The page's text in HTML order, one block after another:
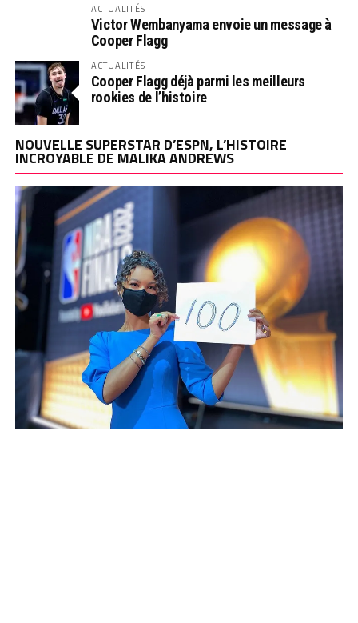
ACTUALITÉS
Victor Wembanyama envoie un message à
Cooper Flagg
ACTUALITÉS
Cooper Flagg déjà parmi les meilleurs
rookies de l’histoire
NOUVELLE SUPERSTAR D’ESPN, L’HISTOIRE
INCROYABLE DE MALIKA ANDREWS